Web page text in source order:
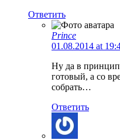
Ответить
Prince
01.08.2014 at
Ну да в
готовый, а со
собрать…
Ответить